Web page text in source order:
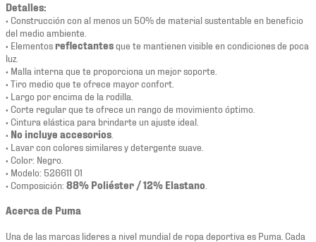
Detalles:
• Construcción con al menos un 50% de material sustentable en beneficio
del medio ambiente.
• Elementosreflectantesque te mantienen visible en condiciones de poca
luz.
• Malla interna que te proporciona un mejor soporte.
• Tiro medio que te ofrece mayor confort.
• Largo por encima de la rodilla.
• Corte regular que te ofrece un rango de movimiento óptimo.
• Cintura elástica para brindarte un ajuste ideal.
• No incluye accesorios
• Lavar con colores similares y detergente suave.
• Color: Negro.
• Modelo: 526611 01
• Composición: 88% Poliéster / 12% Elastano
Acerca de Puma
Una de las marcas lideres a nivel mundial de ropa deportiva es Puma. Cada